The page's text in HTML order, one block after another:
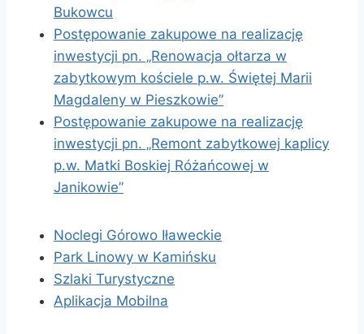
Bukowcu
Postępowanie zakupowe na realizację
inwestycji pn. „Renowacja ołtarza w
zabytkowym kościele p.w. Świętej Marii
Magdaleny w Pieszkowie”
Postępowanie zakupowe na realizację
inwestycji pn. „Remont zabytkowej kaplicy
p.w. Matki Boskiej Różańcowej w
Janikowie”
Noclegi Górowo Iławeckie
Park Linowy w Kamińsku
Szlaki Turystyczne
Aplikacja Mobilna